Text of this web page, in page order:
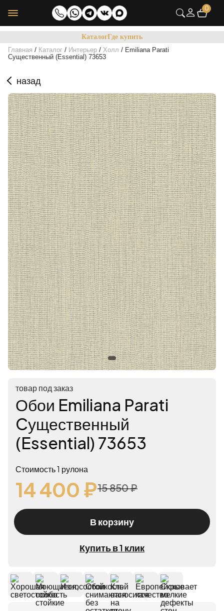
0
КаталогГде купить
Главная / Каталог / Интерьер / Холл / Emiliana Parati
Cущественный (Essential) 73653
назад
товар под заказ
Обои Emiliana Parati
Cущественный
(Essential) 73653
Стоимость 1 рулона
14 400 ₽15 850 ₽
В корзину
Купить в 1 клик